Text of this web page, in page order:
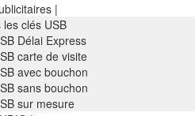
|
les clés USB
Délai Express
carte de visite
avec bouchon
sans bouchon
sur mesure